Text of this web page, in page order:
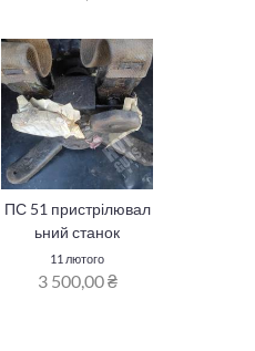
ПС 51 пристрілювал
ьний станок
11 лютого
3 500,00 ₴